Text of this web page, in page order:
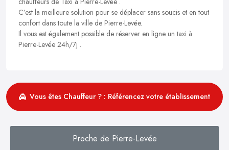
C’est la meilleure solution pour se déplacer sans soucis et en tout
confort dans toute la ville de Pierre-Levée.
Il vous est également possible de réserver en ligne un taxi à
Pierre-Levée 24h/7j .
Vous êtes Chauffeur ? : Référencez votre établissement
Proche de Pierre-Levée